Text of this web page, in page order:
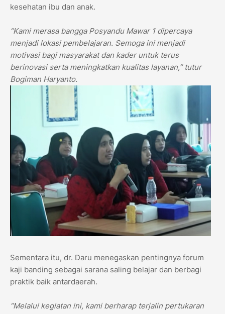
kesehatan ibu dan anak.
“Kami merasa bangga Posyandu Mawar 1 dipercaya
menjadi lokasi pembelajaran. Semoga ini menjadi
motivasi bagi masyarakat dan kader untuk terus
berinovasi serta meningkatkan kualitas layanan,” tutur
Bogiman Haryanto.
Sementara itu, dr. Daru menegaskan pentingnya forum
kaji banding sebagai sarana saling belajar dan berbagi
praktik baik antardaerah.
“Melalui kegiatan ini, kami berharap terjalin pertukaran